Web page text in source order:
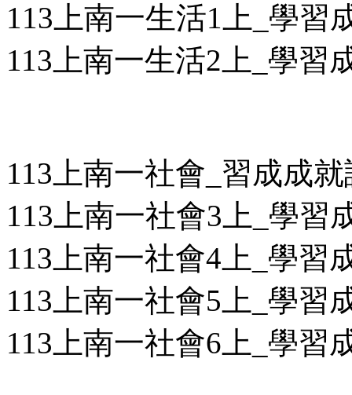
113上南一生活1上_學習
113上南一生活2上_學習
113上南一社會_習成成
113上南一社會3上_學習
113上南一社會4上_學習
113上南一社會5上_學習
113上南一社會6上_學習